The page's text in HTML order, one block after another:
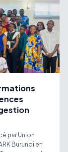
par Union
Burundi en